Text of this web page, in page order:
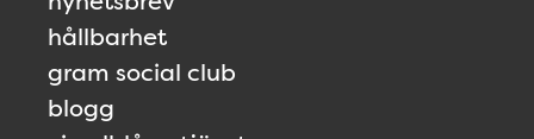
hållbarhet
gram social club
blogg